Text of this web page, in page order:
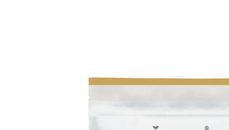
RELAX A REGENERACE